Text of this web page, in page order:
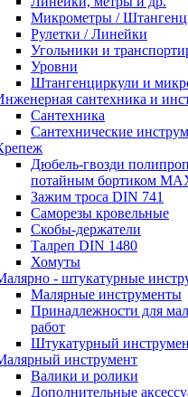
Микрометры /
Рулетки / Линейки
Угольники и
Уровни
Штангенциркули и
сантехника и
Сантехника
Сантехнические
Дюбель-гвозди
потайным бортиком
Зажим троса DIN 741
Саморезы кровельные
Скобы-держатели
Талреп DIN 1480
Хомуты
- штукатурные
Малярные инструменты
Принадлежности для
работ
Штукатурный
инструмент
Валики и ролики
Дополнительные